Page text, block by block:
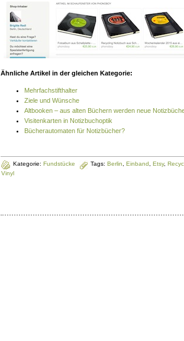
Ähnliche Artikel in der gleichen Kategorie:
Mehrfachstifthalter
Ziele und Wünsche
Altbooken – aus alten Büchern werden neue
Visitenkarten in Notizbuchoptik
Bücherautomaten für Notizbücher?
Kategorie: Fundstücke Tags: Berlin Einband Etsy,
Vinyl